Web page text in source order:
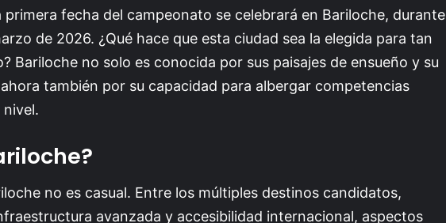
primera fecha del campeonato se celebrará en Bariloche, durante
de 2026. ¿Qué hace que esta ciudad sea la elegida para tan
Bariloche no solo es conocida por sus paisajes de ensueño y su
también por su capacidad para albergar competencias
no es casual. Entre los múltiples destinos candidatos,
avanzada y accesibilidad internacional, aspectos